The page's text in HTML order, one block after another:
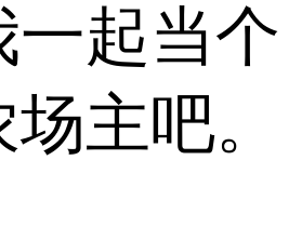
一起当个
主吧。